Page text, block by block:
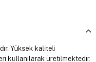
Yüksek kaliteli
kullanılarak üretilmektedir.